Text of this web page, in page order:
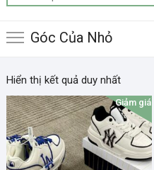
Góc Của Nhỏ
Hiển thị kết quả duy nhất
Giảm giá!